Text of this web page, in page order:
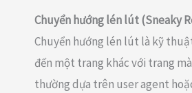
Chuyển hướng lén lút (Sneaky
Chuyển hướng lén lút là kỹ
đến một trang khác với trang
thường dựa trên user agent